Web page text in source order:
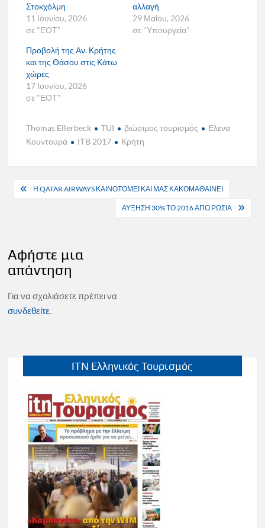
Στοκχόλμη
11 Ιουνίου, 2026
σε "ΕΟΤ"
αλλαγή
29 Μαΐου, 2026
σε "Υπουργεία"
Προβολή της Αν. Κρήτης
και της Θάσου στις Κάτω
χώρες
17 Ιουνίου, 2026
σε "ΕΟΤ"
Thomas Ellerbeck TUI βιώσιμος τουρισμός
Ελενα
Κουντουρά
ΙΤΒ 2017 Κρήτη
Πλοήγηση
Η QATAR AIRWAYS ΚΑΙΝΟΤΟΜΕΙ ΚΑΙ ΜΑΣ ΚΑΚΟΜΑΘΑΙΝΕΙ
ΑΥΞΗΣΗ 30% ΤΟ 2016 ΑΠΟ ΡΩΣΙΑ
Αφήστε μια
απάντηση
Για να σχολιάσετε πρέπει να
συνδεθείτε.
ITN Ελληνικός Τουρισμός